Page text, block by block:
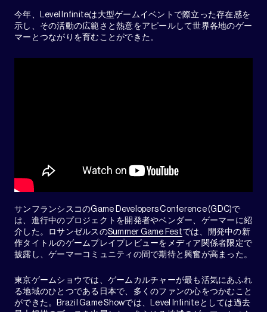
今年、Level Infiniteは大型ゲームイベントで際立った存在感を
示し、その活動の広範さと熱意をアピールして世界各地のゲー
マーとつながりを育むことができた。
サンフランシスコのGame Developers Conference (GDC)で
は、進行中のプロジェクトを開発者やベンダー、ゲーマーに紹
介した。ロサンゼルスのSummer Game Festでは、開発中の新
作タイトルのゲームプレイプレビューをメディア関係者限定で
披露し、ゲーマーコミュニティの間で期待と興奮が高まった。
東京ゲームショウでは、ゲームカルチャーが最も活気にあふれ
る地域のひとつである日本で、多くのファンの心をつかむこと
ができた。Brazil Game Showでは、Level Infiniteとしては過去